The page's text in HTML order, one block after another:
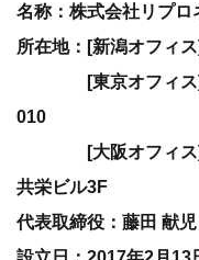
名称：株式会社リプロ
所在地：[新潟オフィ
[東京オフィス]東
010
[大阪オフィス]大
共栄ビル3F
代表取締役：藤田 献児